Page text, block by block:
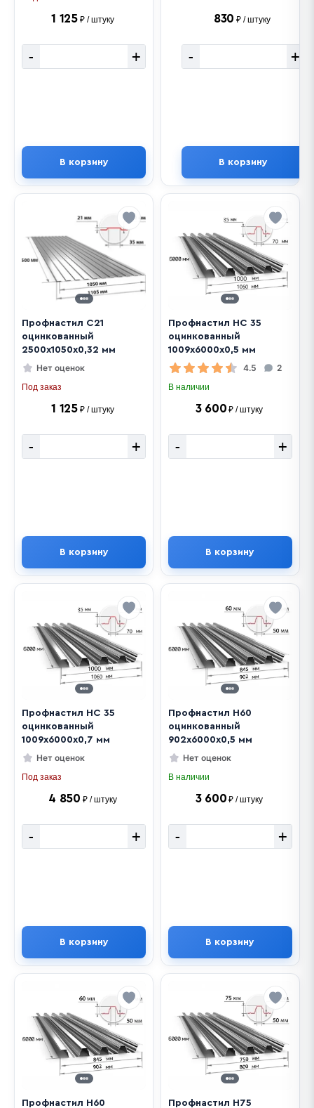
1 125₽ / штуку
- +
В корзину
830 ₽ / штуку
- +
В корзину
Под заказ
Профнастил C21
оцинкованный
2500х1050х0,32 мм
Нет оценок
1 125₽ / штуку
- +
В корзину
В наличии
Профнастил НС 35
оцинкованный
1009х6000х0,5 мм
4.5 2
3 600 ₽ / штуку
- +
В корзину
Под заказ
Профнастил НС 35
оцинкованный
1009х6000х0,7 мм
Нет оценок
4 850 ₽ / штуку
- +
В корзину
В наличии
Профнастил Н60
оцинкованный
902х6000х0,5 мм
Нет оценок
3 600 ₽ / штуку
- +
В корзину
Профнастил Н60 Профнастил Н75